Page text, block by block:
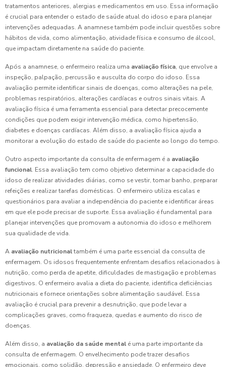
tratamentos anteriores, alergias e medicamentos em uso. Essa informação
é crucial para entender o estado de saúde atual do idoso e para planejar
intervenções adequadas. A anamnese também pode incluir questões sobre
hábitos de vida, como alimentação, atividade física e consumo de álcool,
que impactam diretamente na saúde do paciente.
Após a anamnese, o enfermeiro realiza uma avaliação física, que envolve a
inspeção, palpação, percussão e ausculta do corpo do idoso. Essa
avaliação permite identificar sinais de doenças, como alterações na pele,
problemas respiratórios, alterações cardíacas e outros sinais vitais. A
avaliação física é uma ferramenta essencial para detectar precocemente
condições que podem exigir intervenção médica, como hipertensão,
diabetes e doenças cardíacas. Além disso, a avaliação física ajuda a
monitorar a evolução do estado de saúde do paciente ao longo do tempo.
Outro aspecto importante da consulta de enfermagem é a avaliação
funcional. Essa avaliação tem como objetivo determinar a capacidade do
idoso de realizar atividades diárias, como se vestir, tomar banho, preparar
refeições e realizar tarefas domésticas. O enfermeiro utiliza escalas e
questionários para avaliar a independência do paciente e identificar áreas
em que ele pode precisar de suporte. Essa avaliação é fundamental para
planejar intervenções que promovam a autonomia do idoso e melhorem
sua qualidade de vida.
A avaliação nutricionaltambém é uma parte essencial da consulta de
enfermagem. Os idosos frequentemente enfrentam desafios relacionados à
nutrição, como perda de apetite, dificuldades de mastigação e problemas
digestivos. O enfermeiro avalia a dieta do paciente, identifica deficiências
nutricionais e fornece orientações sobre alimentação saudável. Essa
avaliação é crucial para prevenir a desnutrição, que pode levar a
complicações graves, como fraqueza, quedas e aumento do risco de
doenças.
Além disso, a avaliação da saúde mental é uma parte importante da
consulta de enfermagem. O envelhecimento pode trazer desafios
emocionais, como solidão, depressão e ansiedade. O enfermeiro deve